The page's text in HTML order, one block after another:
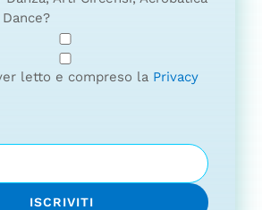
letto e compreso la Privacy